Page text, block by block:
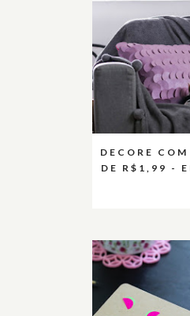
DECORE
DE R$1,99 -